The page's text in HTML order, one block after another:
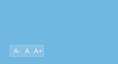
A- A A+